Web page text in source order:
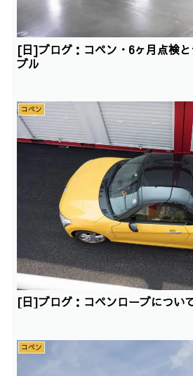
[日]ブログ：コペン・6ヶ月点検
ブル
コペン
[日]ブログ：コペンローブについ
コペン